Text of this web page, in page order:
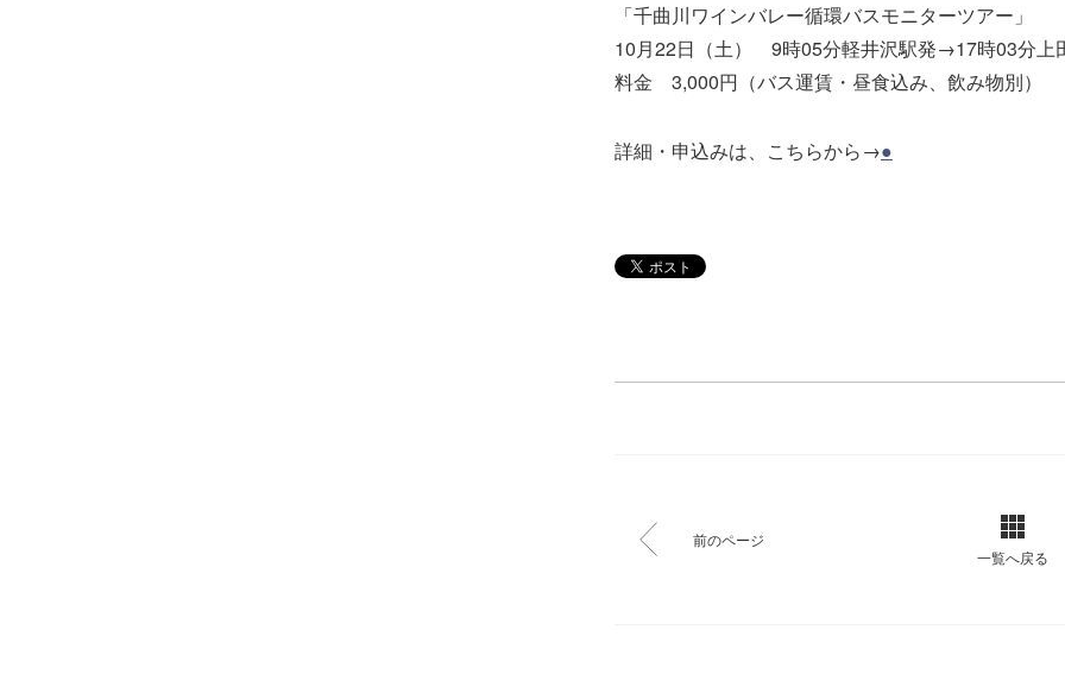
「千曲川ワインバレー循環バスモニターツアー」
10月22日（土） 9時05分軽井沢駅発→17時03分上
料金 3,000円（バス運賃・昼食込み、飲み物別）
詳細・申込みは、こちらから→●
前のページ
一覧へ戻る